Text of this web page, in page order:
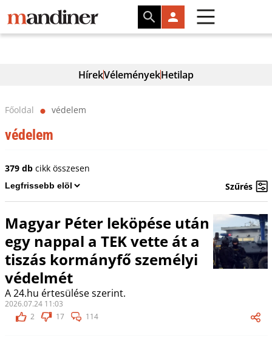
HírekVéleményekHetilap
Főoldal ⬤ védelem
védelem
379 dbcikk összesen
Szűrés
Magyar Péter leköpése után
egy nappal a TEK vette át a
tiszás kormányfő személyi
védelmét
A 24.hu értesülése szerint.
2026.07.24 11:03
2
17 114